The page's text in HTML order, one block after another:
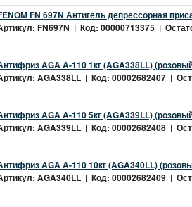
FN 697N Антигель депрессорная
FN697N | Код: 00000713375 |
AGA A-110 1кг (AGA338LL)
AGA338LL | Код: 00002682407 |
AGA A-110 5кг (AGA339LL)
AGA339LL | Код: 00002682408 |
AGA A-110 10кг (AGA340LL)
AGA340LL | Код: 00002682409 |